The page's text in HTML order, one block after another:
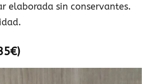
elaborada sin conservantes.